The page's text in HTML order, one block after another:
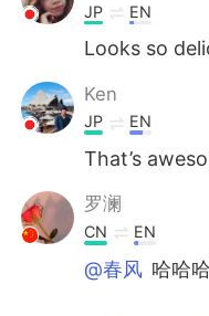
JP EN
Looks so
Ken
JP EN
That’s
罗澜
CN EN
@春风 哈哈